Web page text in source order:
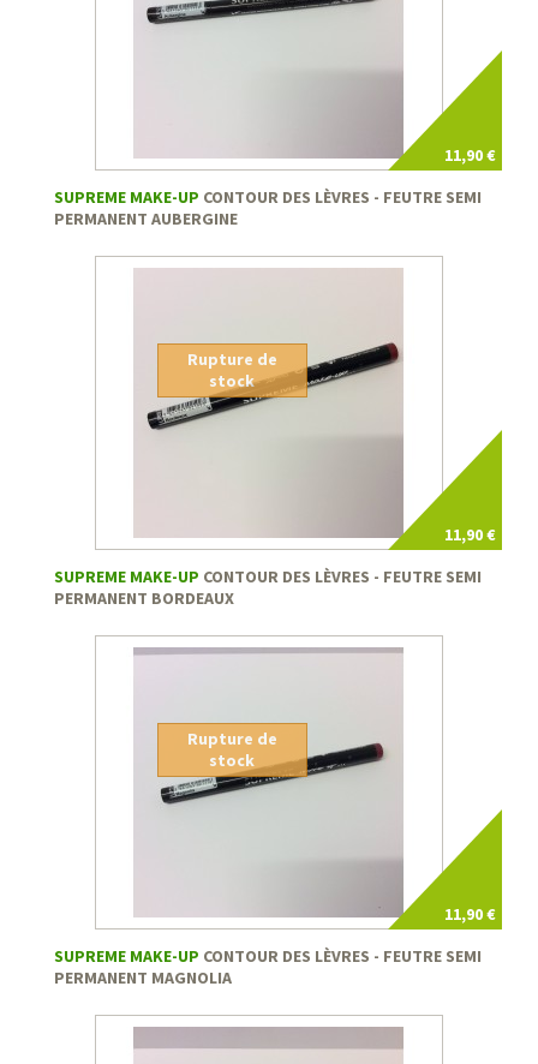
11,90 €
SUPREME MAKE-UP CONTOUR DES LÈVRES - FEUTRE SEMI
PERMANENT AUBERGINE
11,90 €
Rupture de
stock
SUPREME MAKE-UP CONTOUR DES LÈVRES - FEUTRE SEMI
PERMANENT BORDEAUX
11,90 €
Rupture de
stock
SUPREME MAKE-UP CONTOUR DES LÈVRES - FEUTRE SEMI
PERMANENT MAGNOLIA